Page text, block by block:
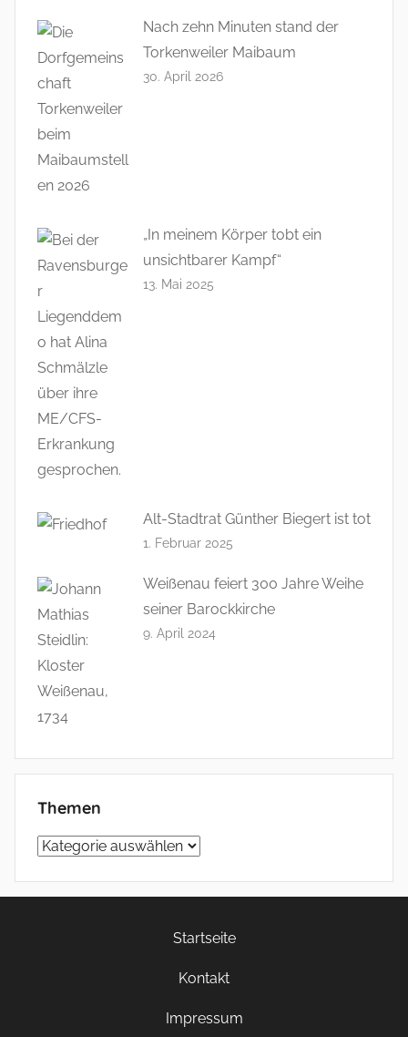
Nach zehn Minuten stand der
Torkenweiler Maibaum
30. April 2026
„In meinem Körper tobt ein
unsichtbarer Kampf“
13. Mai 2025
Alt-Stadtrat Günther Biegert ist tot
1. Februar 2025
Weißenau feiert 300 Jahre Weihe
seiner Barockkirche
9. April 2024
Themen
Themen
Startseite
Kontakt
Impressum